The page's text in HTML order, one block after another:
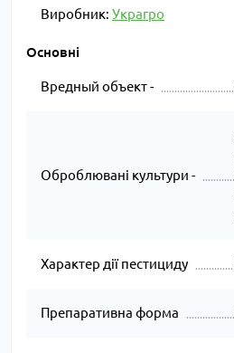
Виробник: Украгро
Основні
Вредный объект -
Оброблювані культури -
Характер дії пестициду
Препаративна форма